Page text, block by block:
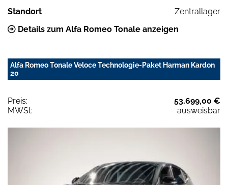
Standort
Zentrallager
Details zum Alfa Romeo Tonale anzeigen
Alfa Romeo Tonale Veloce Technologie-Paket Harman Kardon
20
Preis:
53.699,00 €
MWSt:
ausweisbar